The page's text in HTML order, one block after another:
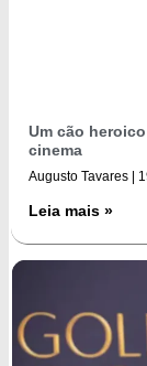
Um cão
cinema
Augusto Tavares
Leia mais »